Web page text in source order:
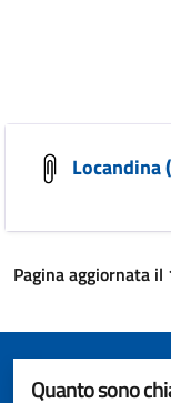
Locandina
Pagina aggiornata
Quanto sono